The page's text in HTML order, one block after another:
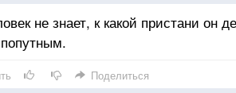
не знает, к какой пристани он
Поделиться